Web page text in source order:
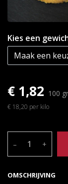
OMSCHRIJVING
Kies een
€ 1,82 100
€ 18,20 per kilo
– +